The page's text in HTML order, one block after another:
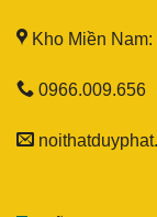
Kho Miền
0966.009.656